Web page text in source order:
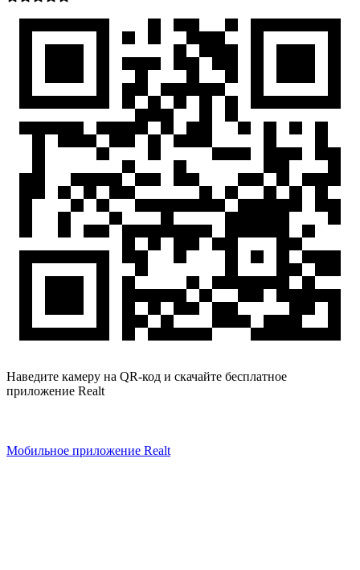
Наведите камеру на QR-код и скачайте бесплатное
приложение Realt
Мобильное приложение Realt